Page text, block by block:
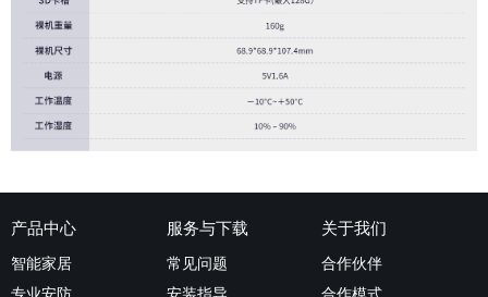
产品中心
智能家居
专业安防
服务与下载
常见问题
安装指导
关于我们
合作伙伴
合作模式